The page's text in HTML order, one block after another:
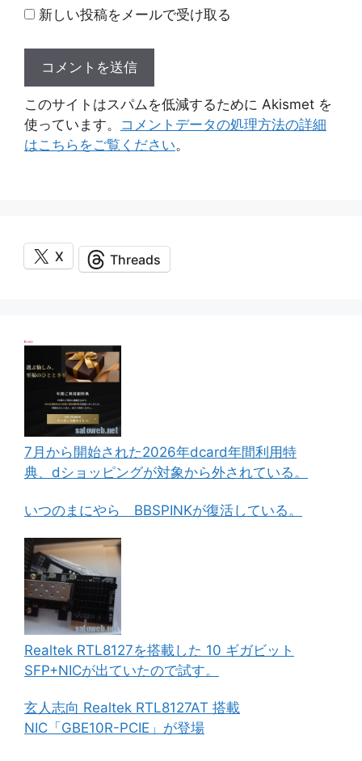
新しい投稿をメールで受け取る
このサイトはスパムを低減するために Akismet を
使っています。 コメントデータの処理方法の詳細
はこちらをご覧ください。
X Threads
7月から開始された2026年dcard年間利用特
典、dショッピングが対象から外されている。
いつのまにやら BBSPINKが復活している。
Realtek RTL8127を搭載した 10 ギガビット
SFP+NICが出ていたので試す。
玄人志向 Realtek RTL8127AT 搭載
NIC「GBE10R-PCIE」が登場